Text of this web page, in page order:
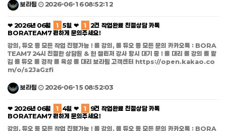
보라팀 2026-06-16 08:52:12
❤ 2026년 06월 1 5일 ❤ 1 2건 작업완료 친절상담 카톡
BORATEAM7 편하게 문의주세요!
강의, 듀오 등 모든 작업 진행가능 ! 롤 강의, 롤 듀오 등 모든 문의 카카오톡 : BORA
TEAM7 24시 친절한 상담원 & 현 챌린저 강사 항시 대기 중 ! 롤 대리 롤 강의 롤 맡
김 롤 듀오 롤 경작 롤 육성 롤 대리 보라팀 고객센터 https://open.kakao.co
m/o/s2JaGzfi
보라팀 2026-06-15 08:52:03
❤ 2026년 06월 1 4일 ❤ 1
9건 작업완료 친절상담 카톡
BORATEAM7 편하게 문의주세요!
강의, 듀오 등 모든 작업 진행가능 ! 롤 강의, 롤 듀오 등 모든 문의 카카오톡 : BORA